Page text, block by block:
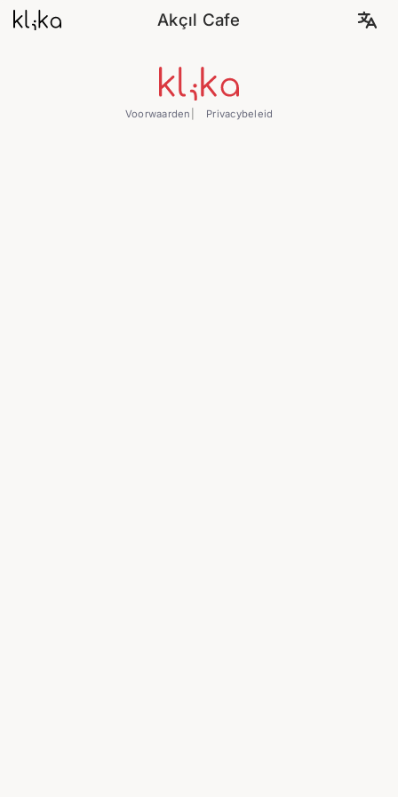
Akçıl Cafe
Voorwaarden Privacybeleid